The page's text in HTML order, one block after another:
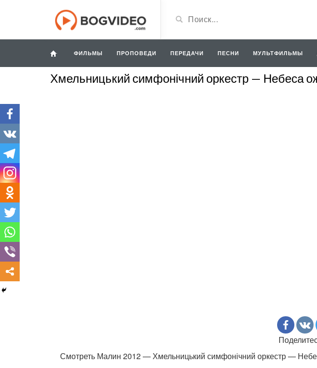
ФИЛЬМЫ ПРОПОВЕДИ ПЕРЕДАЧИ ПЕСНИ МУЛЬТФИЛЬМЫ
Хмельницький симфонічний оркестр — Небеса
Смотреть Малин 2012 — Хмельницький симфонічний оркестр —